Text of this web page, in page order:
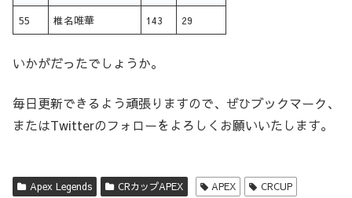
55 椎名唯華 143 29
いかがだったでしょうか。
毎日更新できるよう頑張りますので、ぜひブックマーク、
またはTwitterのフォローをよろしくお願いいたします。
Apex Legends CRカップAPEX APEX CRCUP